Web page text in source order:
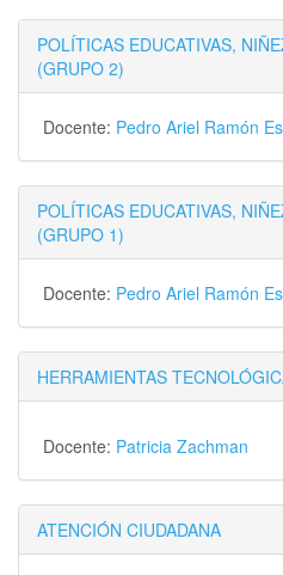
POLÍTICAS EDUCATIVAS,
(GRUPO 2)
Docente: Pedro Ariel Ramón
POLÍTICAS EDUCATIVAS,
(GRUPO 1)
Docente: Pedro Ariel Ramón
HERRAMIENTAS
Docente: Patricia Zachman
ATENCIÓN CIUDADANA